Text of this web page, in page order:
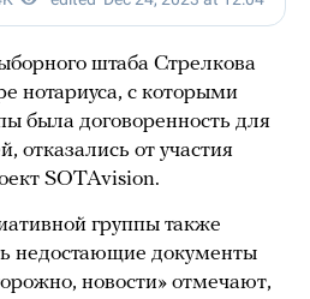
штаба Стрелкова
нотариуса, с которыми
была договоренность для
отказались от участия
SOTAvision.
группы также
недостающие документы
новости» отмечают,